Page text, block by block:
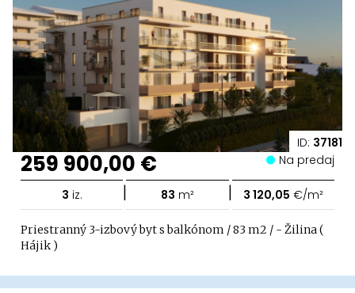
ID: 37181
259 900,00 € Na predaj
3 iz. | 83 m² | 3 120,05 €/m²
Priestranný 3-izbový byt s balkónom / 83 m2 / - Žilina (
Hájik )